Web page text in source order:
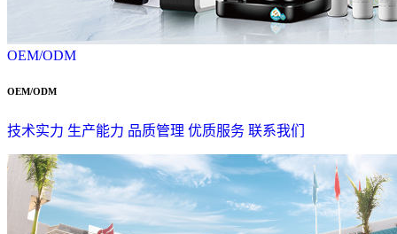
OEM/ODM
OEM/ODM
技术实力 生产能力 品质管理 优质服务 联系我们